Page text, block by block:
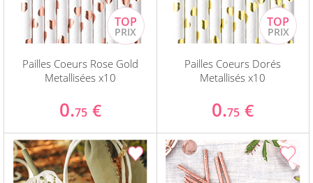
Pailles Coeurs Rose Gold
Metallisées x10
0.75 €
Pailles Coeurs Dorés
Metallisés x10
0.75 €